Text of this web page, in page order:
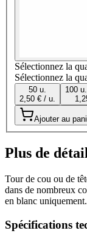
Sélectionnez la
Sélectionnez la
50 u.
2,50 € / u.
100 u.
Ajouter au
Plus de
Tour de cou ou de
dans de nombreux
en blanc uniquement.
Spécifications